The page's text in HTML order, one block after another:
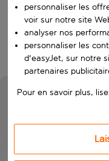
personnaliser les
voir sur notre site
analyser nos
personnaliser les
d'easyJet, sur notre
partenaires
Pour en savoir plus,